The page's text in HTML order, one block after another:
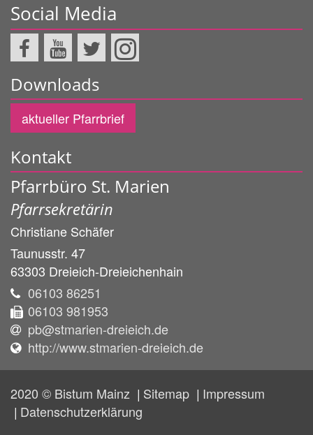
Social Media
Downloads
aktueller Pfarrbrief
Kontakt
Pfarrbüro St. Marien
Pfarrsekretärin
Christiane Schäfer
Taunusstr. 47
63303 Dreieich-Dreieichenhain
06103 86251
06103 981953
pb@stmarien-dreieich.de
http://www.stmarien-dreieich.de
2020 © Bistum Mainz Sitemap
Impressum
Datenschutzerklärung